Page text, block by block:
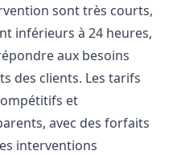
sont très courts,
inférieurs à 24 heures,
aux besoins
des clients. Les tarifs
et
avec des forfaits
interventions